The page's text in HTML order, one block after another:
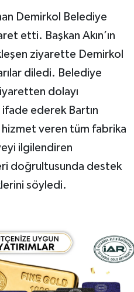
Demirkol Belediye
etti. Başkan Akın’ın
ziyarette Demirkol
diledi. Belediye
dolayı
ederek Bartın
veren tüm fabrika
ilgilendiren
doğrultusunda destek
söyledi.